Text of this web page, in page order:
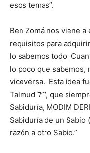
esos temas”.
Ben Zomá nos viene
requisitos para
lo sabemos todo.
lo poco que sabemos,
viceversa. Esta idea
Talmud ז”ל, que siempre discutían y debatían temas de
Sabiduría, MODIM
Sabiduría de un Sabio
razón a otro Sabio.”